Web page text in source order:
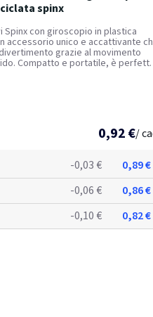
spinx
Spinx con giroscopio in plastica
accessorio unico e accattivante
grazie al movimento
Compatto e portatile, è
soddisfare il bisogno di
0,92 €/
-0,03 €
0,89 €
-0,06 €
0,86 €
-0,10 € 0,82 €